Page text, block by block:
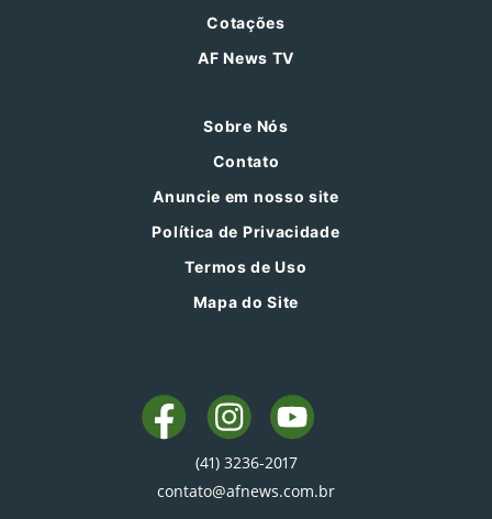
Cotações
AF News TV
Sobre Nós
Contato
Anuncie em nosso site
Política de Privacidade
Termos de Uso
Mapa do Site
(41) 3236-2017
contato@afnews.com.br